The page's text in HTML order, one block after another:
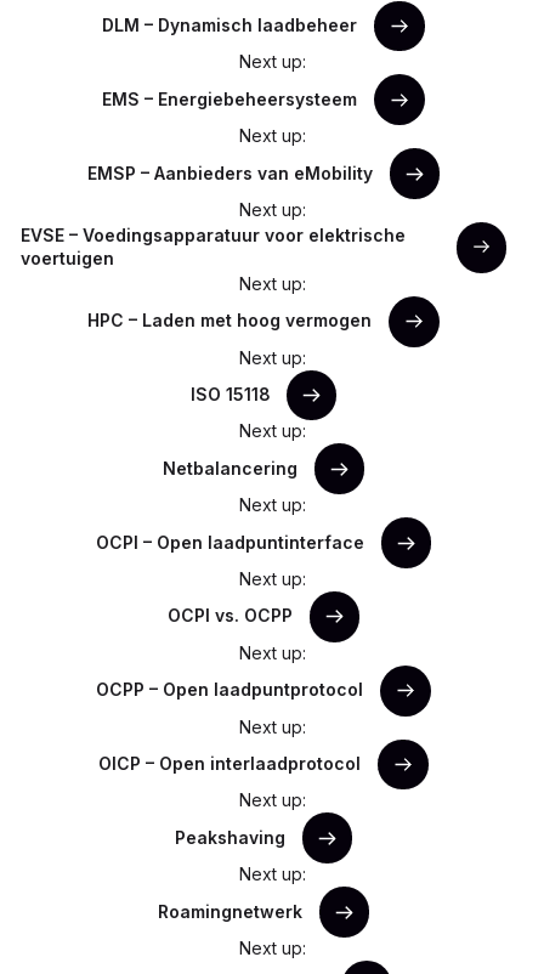
DLM – Dynamisch laadbeheer
Next up:
EMS – Energiebeheersysteem
Next up:
EMSP – Aanbieders van eMobility
Next up:
EVSE – Voedingsapparatuur voor elektrische
voertuigen
Next up:
HPC – Laden met hoog vermogen
Next up:
ISO 15118
Next up:
Netbalancering
Next up:
OCPI – Open laadpuntinterface
Next up:
OCPI vs. OCPP
Next up:
OCPP – Open laadpuntprotocol
Next up:
OICP – Open interlaadprotocol
Next up:
Peakshaving
Next up:
Roamingnetwerk
Next up: